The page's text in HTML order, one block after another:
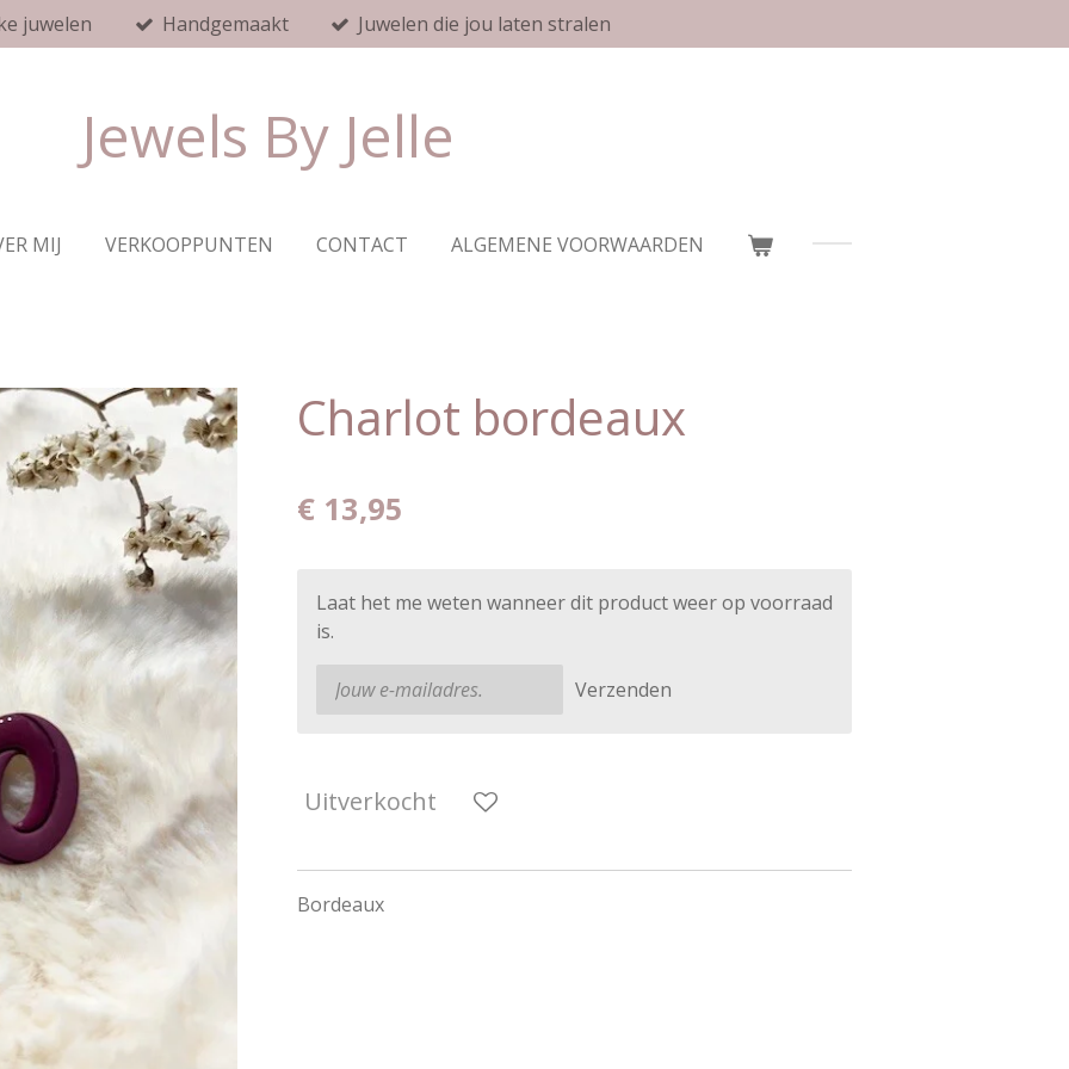
juwelen Handgemaakt Juwelen die jou laten stralen
Jewels By Jelle
MIJ VERKOOPPUNTEN CONTACT ALGEMENE VOORWAARDEN
Charlot bordeaux
€ 13,95
Laat het me weten wanneer dit product weer op voorraad
is.
Verzenden
Uitverkocht
Bordeaux